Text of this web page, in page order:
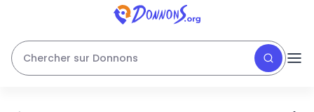
Chercher sur Donnons